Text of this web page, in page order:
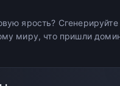
ярость?
миру, что пришли